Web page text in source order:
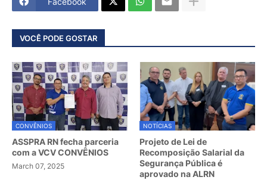
VOCÊ PODE GOSTAR
CONVÊNIOS
ASSPRA RN fecha parceria
com a VCV CONVÊNIOS
March 07, 2025
NOTÍCIAS
Projeto de Lei de
Recomposição Salarial da
Segurança Pública é
aprovado na ALRN